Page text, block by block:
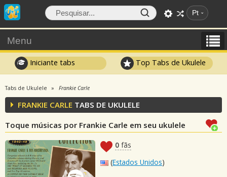
Pt
Menu
Iniciante tabs Top Tabs de Ukulele
Tabs de Ukulele Frankie Carle
FRANKIE CARLE TABS DE UKULELE
Toque músicas por Frankie Carle em seu ukulele
0 fãs
(Estados Unidos)